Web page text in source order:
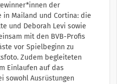
der
Mailand und Cortina: die
und Deborah Levi sowie
mit den BVB-Profis
vor Spielbeginn zu
Zudem begleiteten
Einlaufen auf das
sowohl Ausrüstungen